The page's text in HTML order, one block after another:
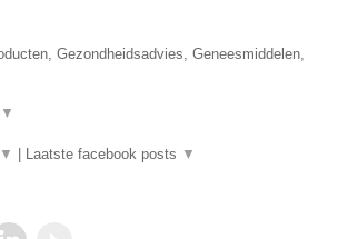
Gezondheidsadvies, Geneesmiddelen,
▼
▼ Laatste facebook posts ▼